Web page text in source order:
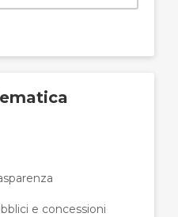
e concessioni